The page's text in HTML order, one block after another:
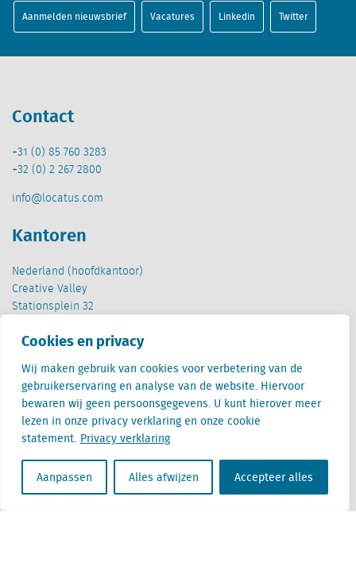
Cookies en privacy
Wij maken gebruik van cookies voor verbetering van de
gebruikerservaring en analyse van de website. Hiervoor
bewaren wij geen persoonsgegevens. U kunt hierover meer
lezen in onze privacy verklaring en onze cookie
statement. Privacy verklaring
Aanpassen Alles afwijzen Accepteer alles
Aanmelden nieuwsbrief Vacatures Linkedin Twitter
Contact
+31 (0) 85 760 3283
+32 (0) 2 267 2800
info@locatus.com
Kantoren
Nederland (hoofdkantoor)
Creative Valley
Stationsplein 32
Cantersteen 47
1000 Brussel